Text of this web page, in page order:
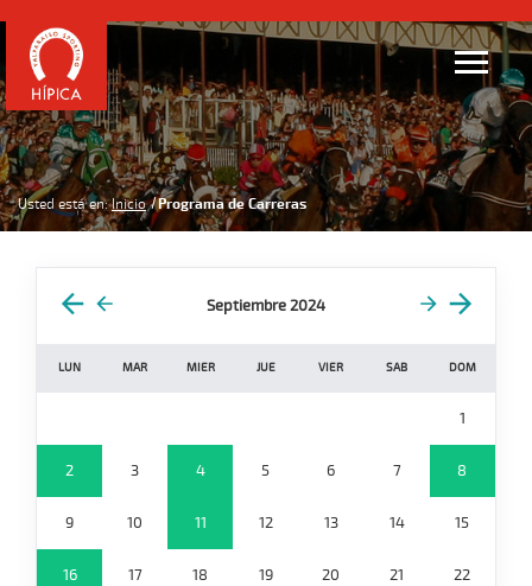
Usted está en: Inicio Programa de Carreras
Septiembre 2024
LUN MAR MIER JUE VIER SAB DOM
1
2 3 4 5 6 7 8
9 10 11 12 13 14 15
16 17 18 19 20 21 22